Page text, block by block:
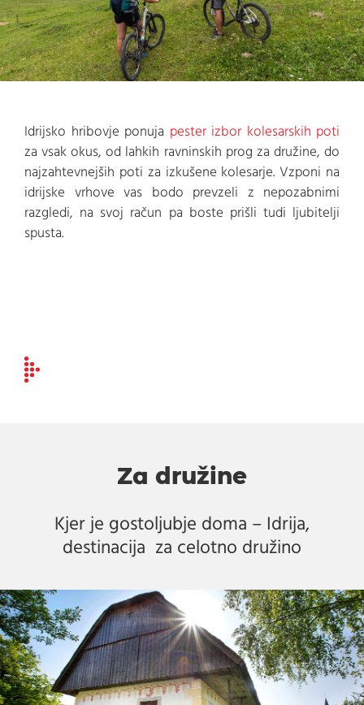
Idrijsko hribovje ponuja pester izbor kolesarskih poti
za vsak okus, od lahkih ravninskih prog za družine, do
najzahtevnejših poti za izkušene kolesarje. Vzponi na
idrijske vrhove vas bodo prevzeli z nepozabnimi
razgledi, na svoj račun pa boste prišli tudi ljubitelji
spusta.
Za družine
Kjer je gostoljubje doma – Idrija,
destinacija za celotno družino